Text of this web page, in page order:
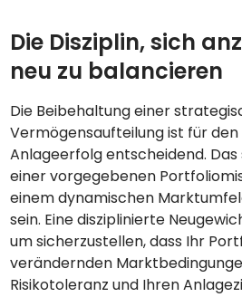
Die Disziplin, sich
neu zu balancieren
Die Beibehaltung einer
Vermögensaufteilung ist für
Anlageerfolg entscheidend.
einer vorgegebenen
einem dynamischen
sein. Eine disziplinierte
um sicherzustellen, dass Ihr
verändernden
Risikotoleranz und Ihren